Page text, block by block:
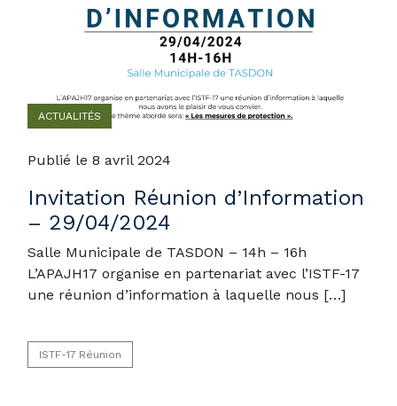
ACTUALITÉS
Publié le 8 avril 2024
Invitation Réunion d’Information
– 29/04/2024
Salle Municipale de TASDON – 14h – 16h
L’APAJH17 organise en partenariat avec l’ISTF-17
une réunion d’information à laquelle nous […]
ISTF-17 Réunion